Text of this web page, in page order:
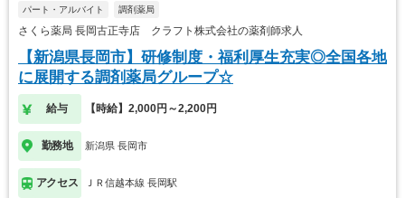
パート・アルバイト 調剤薬局
さくら薬局 長岡古正寺店 クラフト株式会社の薬剤師求人
【新潟県長岡市】研修制度・福利厚生充実◎全国各地
に展開する調剤薬局グループ☆
給与 【時給】2,000円～2,200円
勤務地 新潟県 長岡市
アクセス ＪＲ信越本線 長岡駅